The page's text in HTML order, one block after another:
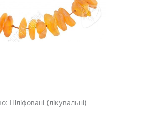
: Шліфовані (лікувальні)